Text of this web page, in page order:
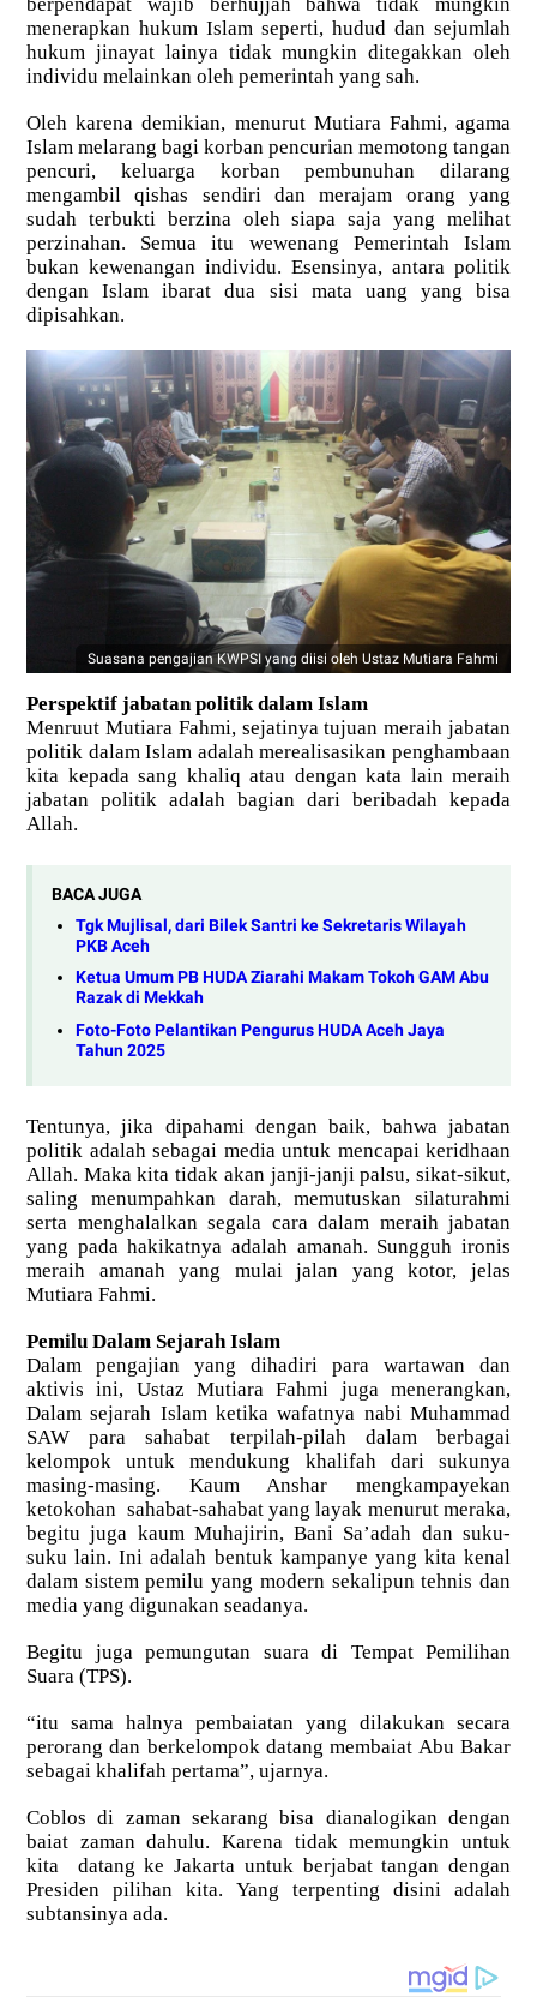
menerapkan hukum Islam seperti, hudud dan sejumlah
hukum jinayat lainya tidak mungkin ditegakkan oleh
individu melainkan oleh pemerintah yang sah.
Oleh karena demikian, menurut Mutiara Fahmi, agama
Islam melarang bagi korban pencurian memotong tangan
pencuri, keluarga korban pembunuhan dilarang
mengambil qishas sendiri dan merajam orang yang
sudah terbukti berzina oleh siapa saja yang melihat
perzinahan. Semua itu wewenang Pemerintah Islam
bukan kewenangan individu. Esensinya, antara politik
dengan Islam ibarat dua sisi mata uang yang bisa
dipisahkan.
Suasana pengajian KWPSI yang diisi oleh Ustaz Mutiara Fahmi
Perspektif jabatan politik dalam Islam
Menruut Mutiara Fahmi, sejatinya tujuan meraih jabatan
politik dalam Islam adalah merealisasikan penghambaan
kita kepada sang khaliq atau dengan kata lain meraih
jabatan politik adalah bagian dari beribadah kepada
Allah.
BACA JUGA
Tgk Mujlisal, dari Bilek Santri ke Sekretaris Wilayah
PKB Aceh
Ketua Umum PB HUDA Ziarahi Makam Tokoh GAM Abu
Razak di Mekkah
Foto-Foto Pelantikan Pengurus HUDA Aceh Jaya
Tahun 2025
Tentunya, jika dipahami dengan baik, bahwa jabatan
politik adalah sebagai media untuk mencapai keridhaan
Allah. Maka kita tidak akan janji-janji palsu, sikat-sikut,
saling menumpahkan darah, memutuskan silaturahmi
serta menghalalkan segala cara dalam meraih jabatan
yang pada hakikatnya adalah amanah. Sungguh ironis
meraih amanah yang mulai jalan yang kotor, jelas
Mutiara Fahmi.
Pemilu Dalam Sejarah Islam
Dalam pengajian yang dihadiri para wartawan dan
aktivis ini, Ustaz Mutiara Fahmi juga menerangkan,
Dalam sejarah Islam ketika wafatnya nabi Muhammad
SAW para sahabat terpilah-pilah dalam berbagai
kelompok untuk mendukung khalifah dari sukunya
masing-masing. Kaum Anshar mengkampayekan
ketokohan sahabat-sahabat yang layak menurut meraka,
begitu juga kaum Muhajirin, Bani Sa’adah dan suku-
suku lain. Ini adalah bentuk kampanye yang kita kenal
dalam sistem pemilu yang modern sekalipun tehnis dan
media yang digunakan seadanya.
Begitu juga pemungutan suara di Tempat Pemilihan
Suara (TPS).
“itu sama halnya pembaiatan yang dilakukan secara
perorang dan berkelompok datang membaiat Abu Bakar
sebagai khalifah pertama”, ujarnya.
Coblos di zaman sekarang bisa dianalogikan dengan
baiat zaman dahulu. Karena tidak memungkin untuk
kita datang ke Jakarta untuk berjabat tangan dengan
Presiden pilihan kita. Yang terpenting disini adalah
subtansinya ada.